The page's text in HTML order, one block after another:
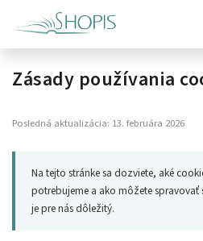
Zásady používania
Posledná aktualizácia: 13. februára 2026
Na tejto stránke sa dozviete, aké
potrebujeme a ako môžete spravovať
je pre nás dôležitý.